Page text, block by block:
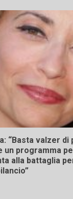
“Basta valzer di
un programma
alla battaglia